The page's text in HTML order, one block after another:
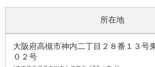
所在地
大阪府高槻市神内二丁目２８番１３号
０２号